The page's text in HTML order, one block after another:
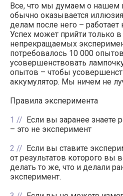
Все, что мы думаем о нашем
обычно оказывается
делам после него – работает
Успех может прийти только в
непрекращаемых
потребовалось 10 000
усовершенствовать
опытов – чтобы
аккумулятор. Мы ничем не
Правила эксперимента
1
Если вы заранее знаете
– это не эксперимент
2
Если вы ставите
от результатов которого вы
делать то же, что и делали
эксперимент.